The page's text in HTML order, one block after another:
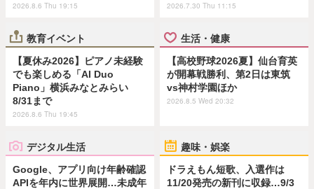
2026.8.6 Thu 19:15 2026.7.30 Thu 11:15
教育イベント
【夏休み2026】ピアノ未経験
でも楽しめる「AI Duo
Piano」横浜みなとみらい
8/31まで
2026.8.6 Thu 19:45
生活・健康
【高校野球2026夏】仙台育英
が開幕戦勝利、第2日は東筑
vs神村学園ほか
2026.8.5 Wed 20:32
デジタル生活
Google、アプリ向け年齢確認
APIを年内に世界展開…未成年
趣味・娯楽
ドラえもん短歌、入選作は
11/20発売の新刊に収録…9/3